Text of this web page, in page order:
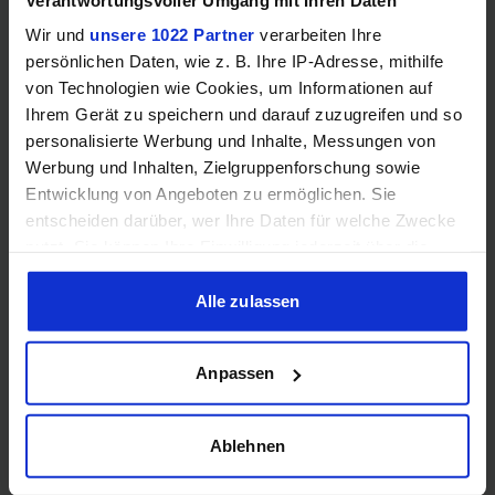
Wir und unsere 1022 Partner verarbeiten Ihre
persönlichen Daten, wie z. B. Ihre IP-Adresse, mithilfe
von Technologien wie Cookies, um Informationen auf
Ihrem Gerät zu speichern und darauf zuzugreifen und so
personalisierte Werbung und Inhalte, Messungen von
Werbung und Inhalten, Zielgruppenforschung sowie
Entwicklung von Angeboten zu ermöglichen. Sie
entscheiden darüber, wer Ihre Daten für welche Zwecke
Cookie-Erklärung oder durch Klicken auf das Privacy
Trigger Symbol ändern oder widerrufen
Informationen über Ihre geografische Lage erfassen,
welche bis auf einige Meter genau sein können
Ihr Gerät durch aktives Scannen nach bestimmten
Alle zulassen
Anpassen
Ablehnen
Mehr technische Daten
Hinweis: Unsere Links sind Affiliate Links. Wir erhalten beim Kauf
eine kleine Provision, ohne dass sich euer Preis erhöht.
ZUM BESTPREIS
Gewinne einen MSI Gaming PC mit RTX 5070